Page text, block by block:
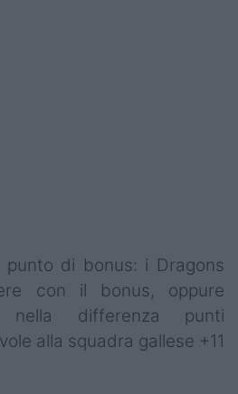
di bonus: i Dragons
con il bonus, oppure
nella differenza punti
alla squadra gallese +11